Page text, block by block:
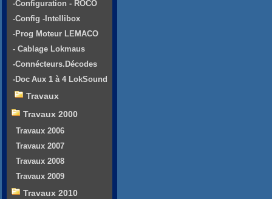
-Configuration - ROCO
-Config -Intellibox
-Prog Moteur LEMACO
- Cablage Lokmaus
-Connécteurs.Décodes
-Doc Aux 1 à 4 LokSound
Travaux
Travaux 2000
Travaux 2006
Travaux 2007
Travaux 2008
Travaux 2009
Travaux 2010